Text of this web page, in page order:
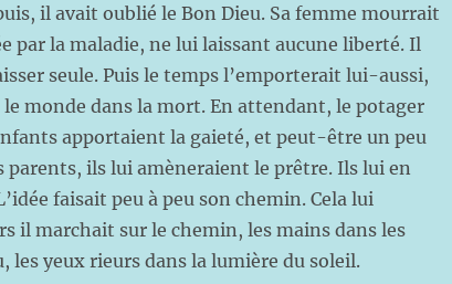
il avait oublié le Bon Dieu. Sa femme mourrait
par la maladie, ne lui laissant aucune liberté. Il
seule. Puis le temps l’emporterait lui-aussi,
monde dans la mort. En attendant, le potager
apportaient la gaieté, et peut-être un peu
parents, ils lui amèneraient le prêtre. Ils lui en
faisait peu à peu son chemin. Cela lui
il marchait sur le chemin, les mains dans les
les yeux rieurs dans la lumière du soleil.